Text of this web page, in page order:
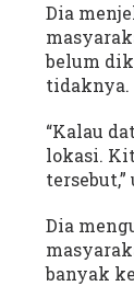
Dia
belum
tidaknya.
“Kalau
lokasi.
tersebut,”
Dia
banyak